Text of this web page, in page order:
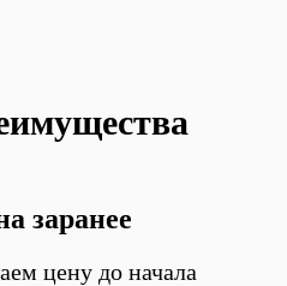
заранее
цену до начала